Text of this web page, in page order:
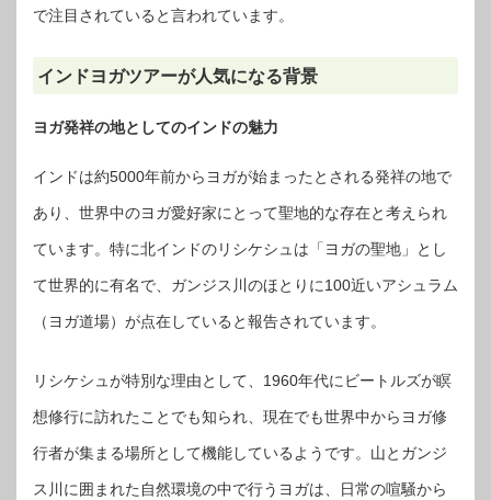
で注目されていると言われています。
インドヨガツアーが人気になる背景
ヨガ発祥の地としてのインドの魅力
インドは約5000年前からヨガが始まったとされる発祥の地で
あり、世界中のヨガ愛好家にとって聖地的な存在と考えられ
ています。特に北インドのリシケシュは「ヨガの聖地」とし
て世界的に有名で、ガンジス川のほとりに100近いアシュラム
（ヨガ道場）が点在していると報告されています。
リシケシュが特別な理由として、1960年代にビートルズが瞑
想修行に訪れたことでも知られ、現在でも世界中からヨガ修
行者が集まる場所として機能しているようです。山とガンジ
ス川に囲まれた自然環境の中で行うヨガは、日常の喧騒から